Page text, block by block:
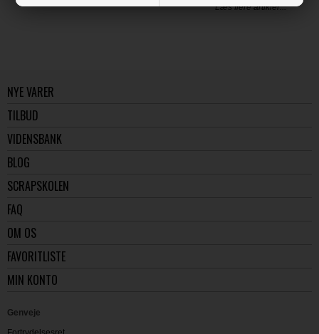
Læs flere artikler...
NYE VARER
TILBUD
VIDENSBANK
BLOG
SCRAPSKOLEN
FAQ
OM OS
FAVORITLISTE
MIN KONTO
Genveje